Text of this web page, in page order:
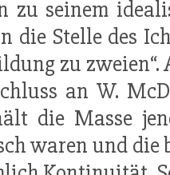
zu seinem
die Stelle des
zu
an W.
die Masse
waren und die